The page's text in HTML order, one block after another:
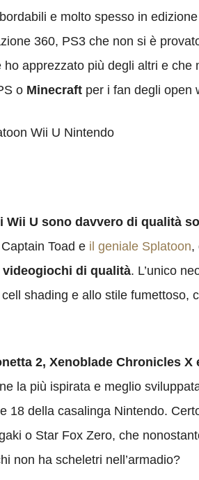
e molto spesso in
360, PS3 che non si è
apprezzato più degli altri e che
o Minecraft per i fan degli open
Wii U sono davvero di qualità
Toad e il geniale Splatoon,
di qualità. L’unico
shading e allo stile fumettoso,
2, Xenoblade Chronicles X
la più ispirata e meglio
della casalinga Nintendo.
o Star Fox Zero, che
non ha scheletri nell’armadio?